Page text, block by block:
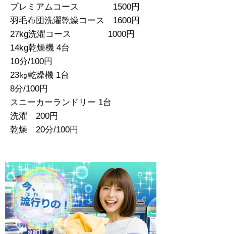
プレミアムコース 1500円
羽毛布団洗濯乾燥コース 1600円
27kg洗濯コース 1000円
14kg乾燥機 4台
10分/100円
23㎏乾燥機 1台
8分/100円
スニーカーランドリー 1台
洗濯 200円
乾燥 20分/100円